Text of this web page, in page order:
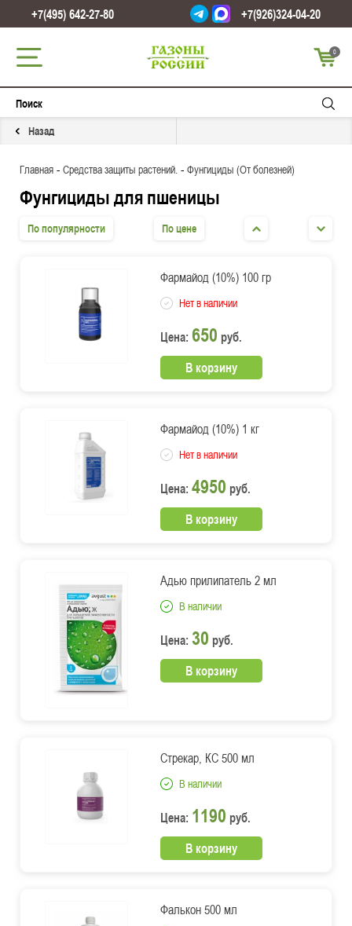
+7(495) 642-27-80 +7(926)324-04-20
0
Назад
Главная - Средства защиты растений. - Фунгициды (От болезней)
Фунгициды для пшеницы
По популярности По цене
Фармайод (10%) 100 гр
Нет в наличии
Цена: 650 руб.
В корзину
Фармайод (10%) 1 кг
Нет в наличии
Цена: 4950 руб.
В корзину
Адью прилипатель 2 мл
В наличии
Цена: 30 руб.
В корзину
Стрекар, КС 500 мл
В наличии
Цена: 1190 руб.
В корзину
Фалькон 500 мл